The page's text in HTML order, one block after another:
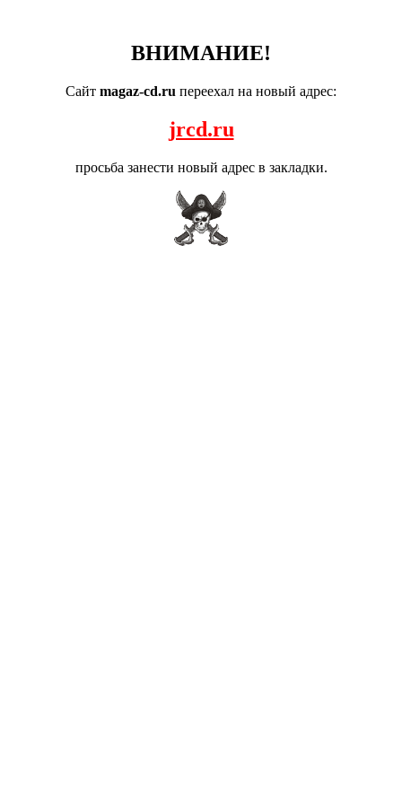
ВНИМАНИЕ!
Сайт magaz-cd.ru переехал на новый адрес:
jrcd.ru
просьба занести новый адрес в закладки.